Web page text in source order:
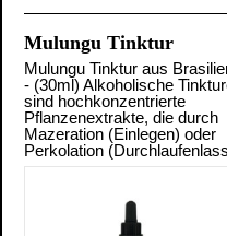
Mulungu Tinktur
Mulungu Tinktur aus
- (30ml) Alkoholische
sind hochkonzentrierte
Pflanzenextrakte, die durch
Mazeration (Einlegen) oder
Perkolation